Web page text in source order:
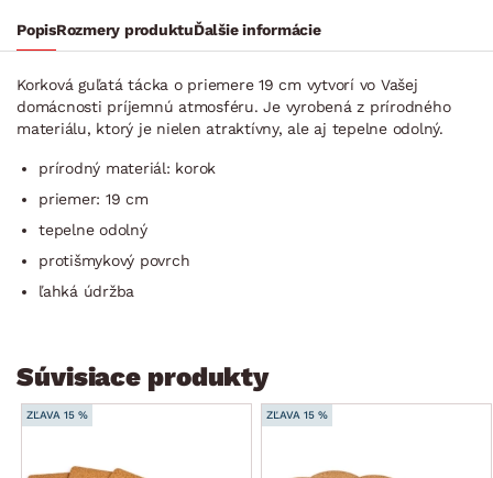
PopisRozmery produktuĎalšie informácie
Korková guľatá tácka o priemere 19 cm vytvorí vo Vašej
domácnosti príjemnú atmosféru. Je vyrobená z prírodného
materiálu, ktorý je nielen atraktívny, ale aj tepelne odolný.
prírodný materiál: korok
priemer: 19 cm
tepelne odolný
protišmykový povrch
ľahká údržba
Súvisiace produkty
ZĽAVA 15 % ZĽAVA 15 %